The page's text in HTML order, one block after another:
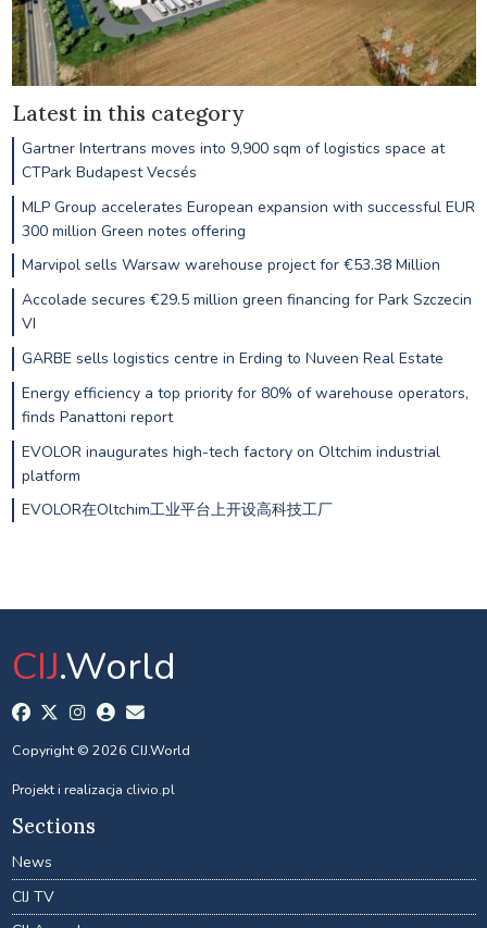
Latest in this category
Gartner Intertrans moves into 9,900 sqm of logistics space at
CTPark Budapest Vecsés
MLP Group accelerates European expansion with successful EUR
300 million Green notes offering
Marvipol sells Warsaw warehouse project for €53.38 Million
Accolade secures €29.5 million green financing for Park Szczecin
VI
GARBE sells logistics centre in Erding to Nuveen Real Estate
Energy efficiency a top priority for 80% of warehouse operators,
finds Panattoni report
EVOLOR inaugurates high-tech factory on Oltchim industrial
platform
EVOLOR在Oltchim工业平台上开设高科技工厂
CIJ.World
Copyright © 2026 CIJ.World
Projekt i realizacja clivio.pl
Sections
News
CIJ TV